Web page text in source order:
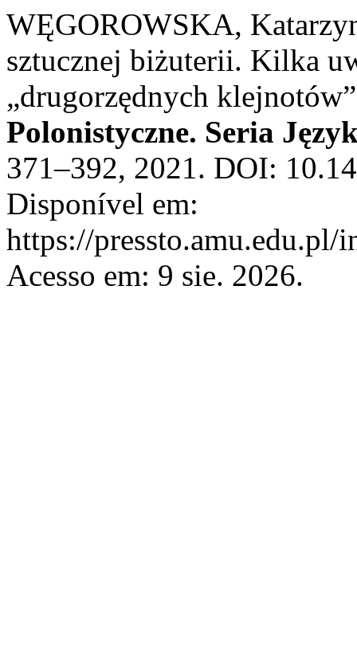
WĘGOROWSKA,
sztucznej biżuterii. Kilka
„drugorzędnych
Polonistyczne. Seria
371–392, 2021. DOI:
Disponível em:
https://
Acesso em: 9 sie. 2026.